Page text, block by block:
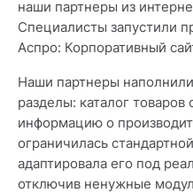
наши партнеры из
Специалисты запустили
Аспро: Корпоративный
Наши партнеры
разделы: каталог товаров
информацию о
ограничилась
адаптировала его под
отключив ненужные